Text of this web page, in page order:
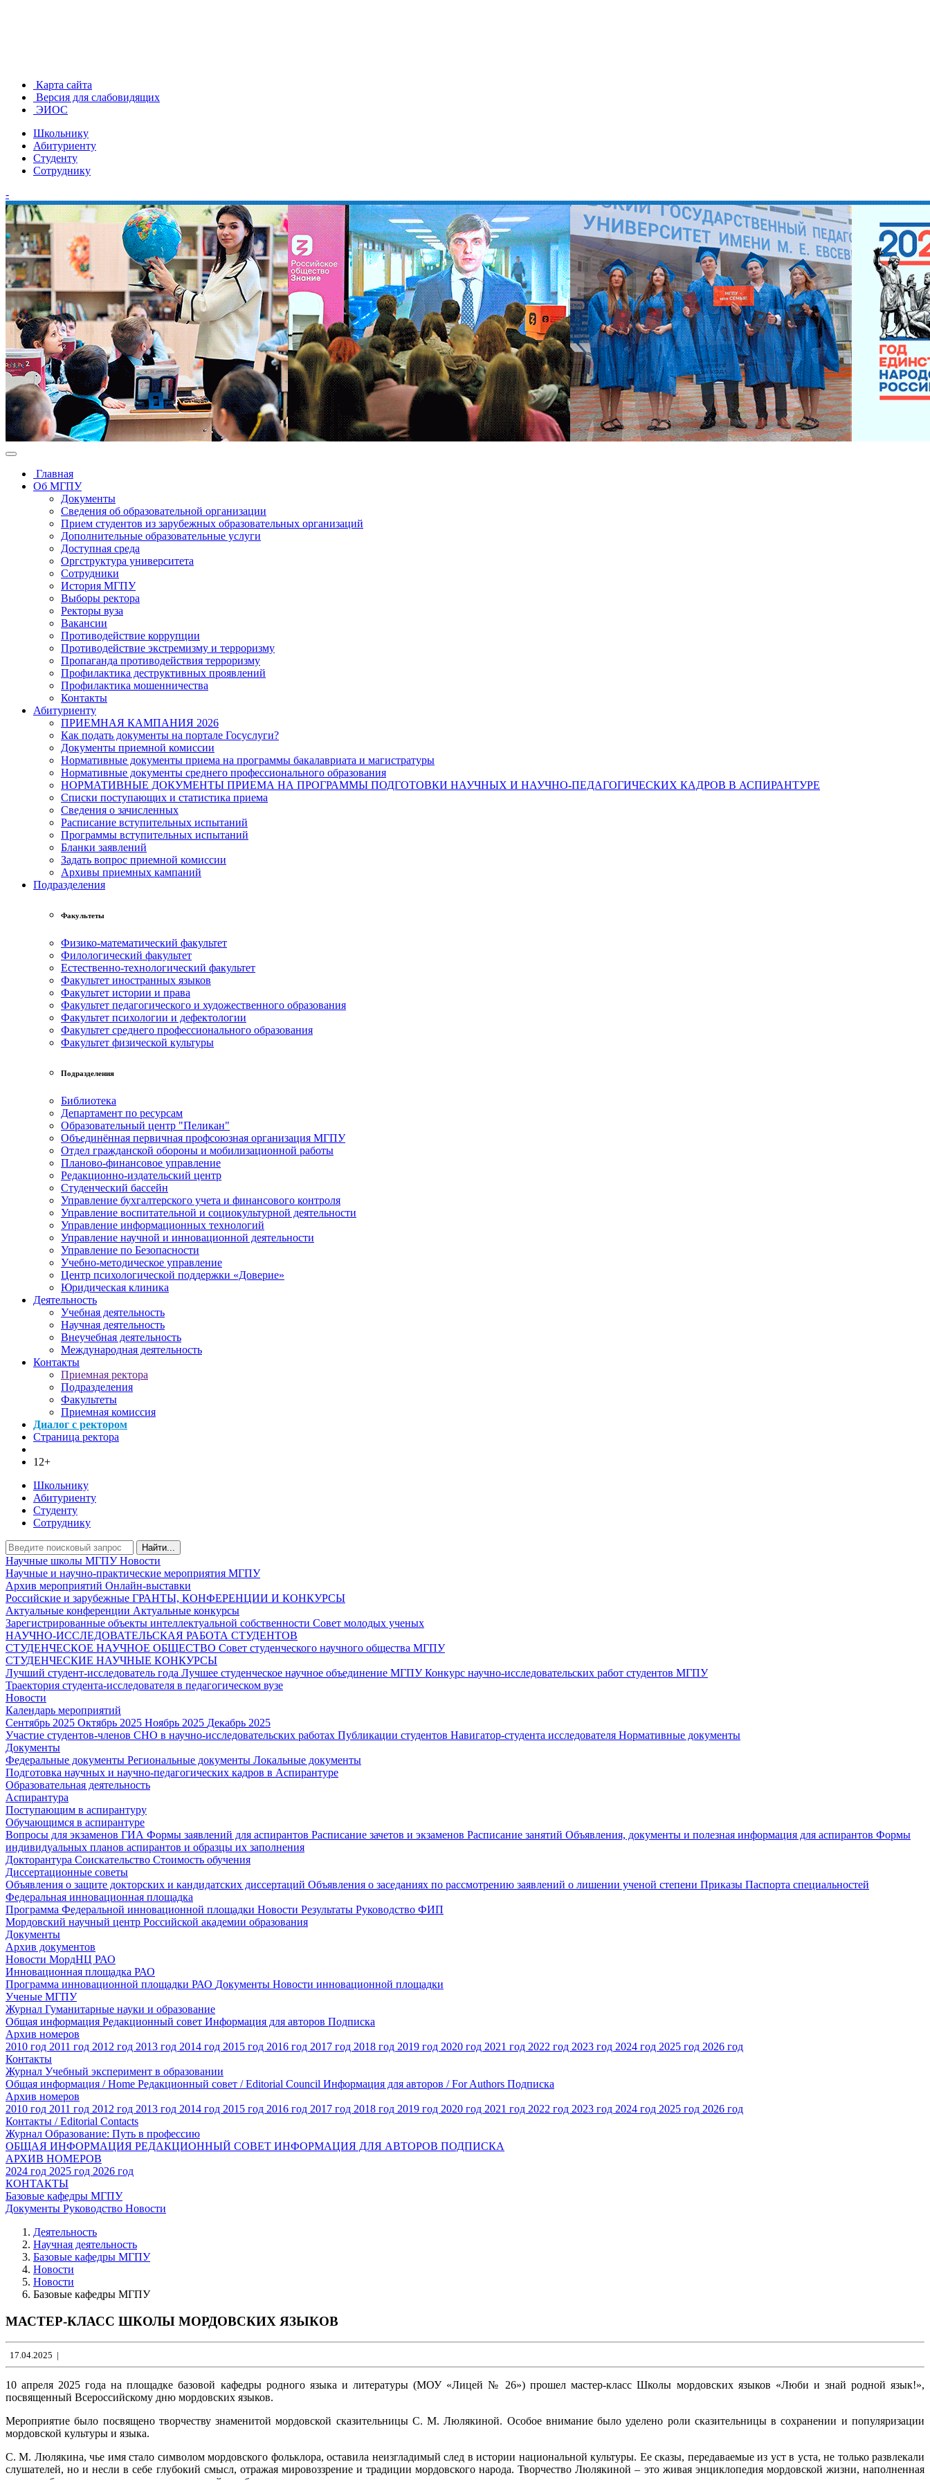
Карта сайта
Версия для слабовидящих
ЭИОС
Школьнику
Абитуриенту
Студенту
Сотруднику
-
Главная
Об МГПУ
Документы
Сведения об образовательной организации
Прием студентов из зарубежных образовательных организаций
Дополнительные образовательные услуги
Доступная среда
Оргструктура университета
Сотрудники
История МГПУ
Выборы ректора
Ректоры вуза
Вакансии
Противодействие коррупции
Противодействие экстремизму и терроризму
Пропаганда противодействия терроризму
Профилактика деструктивных проявлений
Профилактика мошенничества
Контакты
Абитуриенту
ПРИЕМНАЯ КАМПАНИЯ 2026
Как подать документы на портале Госуслуги?
Документы приемной комиссии
Нормативные документы приема на программы бакалавриата и магистратуры
Нормативные документы среднего профессионального образования
НОРМАТИВНЫЕ ДОКУМЕНТЫ ПРИЕМА НА ПРОГРАММЫ ПОДГОТОВКИ НАУЧНЫХ И НАУЧНО-ПЕДАГОГИЧЕСКИХ КАДРОВ В АСПИРАНТУРЕ
Списки поступающих и статистика приема
Сведения о зачисленных
Расписание вступительных испытаний
Программы вступительных испытаний
Бланки заявлений
Задать вопрос приемной комиссии
Архивы приемных кампаний
Подразделения
Факультеты
Физико-математический факультет
Филологический факультет
Естественно-технологический факультет
Факультет иностранных языков
Факультет истории и права
Факультет педагогического и художественного образования
Факультет психологии и дефектологии
Факультет среднего профессионального образования
Факультет физической культуры
Подразделения
Библиотека
Департамент по ресурсам
Образовательный центр "Пеликан"
Объединённая первичная профсоюзная организация МГПУ
Отдел гражданской обороны и мобилизационной работы
Планово-финансовое управление
Редакционно-издательский центр
Студенческий бассейн
Управление бухгалтерского учета и финансового контроля
Управление воспитательной и социокультурной деятельности
Управление информационных технологий
Управление научной и инновационной деятельности
Управление по Безопасности
Учебно-методическое управление
Центр психологической поддержки «Доверие»
Юридическая клиника
Деятельность
Учебная деятельность
Научная деятельность
Внеучебная деятельность
Международная деятельность
Контакты
Приемная ректора
Подразделения
Факультеты
Приемная комиссия
Диалог с ректором
Страница ректора
12+
Школьнику
Абитуриенту
Студенту
Сотруднику
Найти...
Научные школы МГПУНовости
Научные и научно-практические мероприятия МГПУ
Архив мероприятий Онлайн-выставки
Российские и зарубежные ГРАНТЫ, КОНФЕРЕНЦИИ И КОНКУРСЫ
Актуальные конференции Актуальные конкурсы
Зарегистрированные объекты интеллектуальной собственности Совет молодых ученых
НАУЧНО-ИССЛЕДОВАТЕЛЬСКАЯ РАБОТА СТУДЕНТОВ
СТУДЕНЧЕСКОЕ НАУЧНОЕ ОБЩЕСТВО Совет студенческого научного общества МГПУ
СТУДЕНЧЕСКИЕ НАУЧНЫЕ КОНКУРСЫ
Лучший студент-исследователь года Лучшее студенческое научное объединение МГПУКонкурс научно-исследовательских работ студентов МГПУ
Траектория студента-исследователя в педагогическом вузе
Новости
Календарь мероприятий
Сентябрь 2025 Октябрь 2025 Ноябрь 2025 Декабрь 2025
Участие студентов-членов СНО в научно-исследовательских работах Публикации студентов Навигатор-студента исследователя Нормативные документы
Документы
Федеральные документы Региональные документы Локальные документы
Подготовка научных и научно-педагогических кадров в Аспирантуре
Образовательная деятельность
Аспирантура
Поступающим в аспирантуру
Обучающимся в аспирантуре
Вопросы для экзаменов ГИА Формы заявлений для аспирантов Расписание зачетов и экзаменов Расписание занятий Объявления, документы и полезная информация для аспирантов Формы
индивидуальных планов аспирантов и образцы их заполнения
Докторантура Соискательство Стоимость обучения
Диссертационные советы
Объявления о защите докторских и кандидатских диссертаций Объявления о заседаниях по рассмотрению заявлений о лишении ученой степени Приказы Паспорта специальностей
Федеральная инновационная площадка
Программа Федеральной инновационной площадки Новости Результаты Руководство ФИП
Мордовский научный центр Российской академии образования
Документы
Архив документов
Новости МордНЦ РАО
Инновационная площадка РАО
Программа инновационной площадки РАО Документы Новости инновационной площадки
Ученые МГПУ
Журнал Гуманитарные науки и образование
Общая информация Редакционный совет Информация для авторов Подписка
Архив номеров
2010 год 2011 год 2012 год 2013 год 2014 год 2015 год 2016 год 2017 год 2018 год 2019 год 2020 год 2021 год 2022 год 2023 год 2024 год 2025 год 2026 год
Контакты
Журнал Учебный эксперимент в образовании
Общая информация / Home Редакционный совет / Editorial Council Информация для авторов / For Authors Подписка
Архив номеров
2010 год 2011 год 2012 год 2013 год 2014 год 2015 год 2016 год 2017 год 2018 год 2019 год 2020 год 2021 год 2022 год 2023 год 2024 год 2025 год 2026 год
Контакты / Editorial Contacts
Журнал Образование: Путь в профессию
ОБЩАЯ ИНФОРМАЦИЯ РЕДАКЦИОННЫЙ СОВЕТ ИНФОРМАЦИЯ ДЛЯ АВТОРОВ ПОДПИСКА
АРХИВ НОМЕРОВ
2024 год 2025 год 2026 год
КОНТАКТЫ
Базовые кафедры МГПУ
Документы Руководство Новости
Деятельность
Научная деятельность
Базовые кафедры МГПУ
Новости
Новости
Базовые кафедры МГПУ
МАСТЕР-КЛАСС ШКОЛЫ МОРДОВСКИХ ЯЗЫКОВ
17.04.2025 |
10 апреля 2025 года на площадке базовой кафедры родного языка и литературы (МОУ «Лицей № 26») прошел мастер-класс Школы мордовских языков «Люби и знай родной язык!»,
посвященный Всероссийскому дню мордовских языков.
Мероприятие было посвящено творчеству знаменитой мордовской сказительницы С. М. Люлякиной. Особое внимание было уделено роли сказительницы в сохранении и популяризации
мордовской культуры и языка.
С. М. Люлякина, чье имя стало символом мордовского фольклора, оставила неизгладимый след в истории национальной культуры. Ее сказы, передаваемые из уст в уста, не только развлекали
слушателей, но и несли в себе глубокий смысл, отражая мировоззрение и традиции мордовского народа. Творчество Люлякиной – это живая энциклопедия мордовской жизни, наполненная